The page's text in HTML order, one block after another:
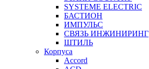
SYSTEME ELECTRIC
БАСТИОН
ИМПУЛЬС
СВЯЗЬ ИНЖИНИРИНГ
ШТИЛЬ
Корпуса
Accord